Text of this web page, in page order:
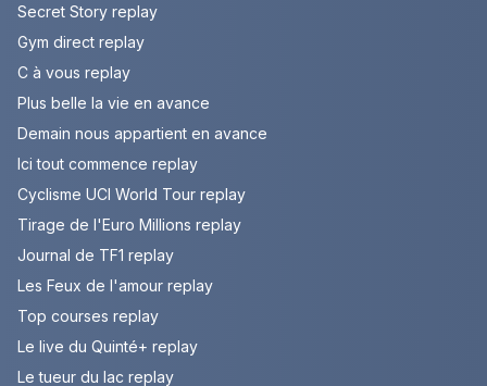
Secret Story replay
Gym direct replay
C à vous replay
Plus belle la vie en avance
Demain nous appartient en avance
Ici tout commence replay
Cyclisme UCI World Tour replay
Tirage de l'Euro Millions replay
Journal de TF1 replay
Les Feux de l'amour replay
Top courses replay
Le live du Quinté+ replay
Le tueur du lac replay